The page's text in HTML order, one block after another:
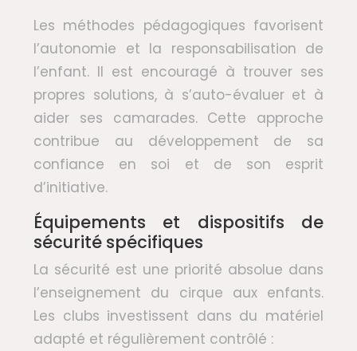
Les méthodes pédagogiques favorisent
l’autonomie et la responsabilisation de
l’enfant. Il est encouragé à trouver ses
propres solutions, à s’auto-évaluer et à
aider ses camarades. Cette approche
contribue au développement de sa
confiance en soi et de son esprit
d’initiative.
Équipements et dispositifs de
sécurité spécifiques
La sécurité est une priorité absolue dans
l’enseignement du cirque aux enfants.
Les clubs investissent dans du matériel
adapté et régulièrement contrôlé :